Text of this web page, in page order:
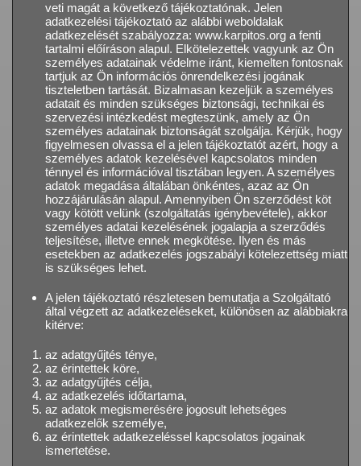
veti magát a következő tájékoztatónak. Jelen
adatkezelési tájékoztató az alábbi weboldalak
adatkezelését szabályozza: www.karpitos.org a fenti
tartalmi előíráson alapul. Elkötelezettek vagyunk az Ön
személyes adatainak védelme iránt, kiemelten fontosnak
tartjuk az Ön információs önrendelkezési jogának
tiszteletben tartását. Bizalmasan kezeljük a személyes
adatait és minden szükséges biztonsági, technikai és
szervezési intézkedést megteszünk, amely az Ön
személyes adatainak biztonságát szolgálja. Kérjük, hogy
figyelmesen olvassa el a jelen tájékoztatót azért, hogy a
személyes adatok kezelésével kapcsolatos minden
ténnyel és információval tisztában legyen. A személyes
adatok megadása általában önkéntes, azaz az Ön
hozzájárulásán alapul. Amennyiben Ön szerződést köt
vagy kötött velünk (szolgáltatás igénybevétele), akkor
személyes adatai kezelésének jogalapja a szerződés
teljesítése, illetve ennek megkötése. Ilyen és más
esetekben az adatkezelés jogszabályi kötelezettség miatt
is szükséges lehet.
A jelen tájékoztató részletesen bemutatja a Szolgáltató
által végzett az adatkezeléseket, különösen az alábbiakra
kitérve:
az adatgyűjtés ténye,
az érintettek köre,
az adatgyűjtés célja,
az adatkezelés időtartama,
az adatok megismerésére jogosult lehetséges
adatkezelők személye,
az érintettek adatkezeléssel kapcsolatos jogainak
ismertetése.